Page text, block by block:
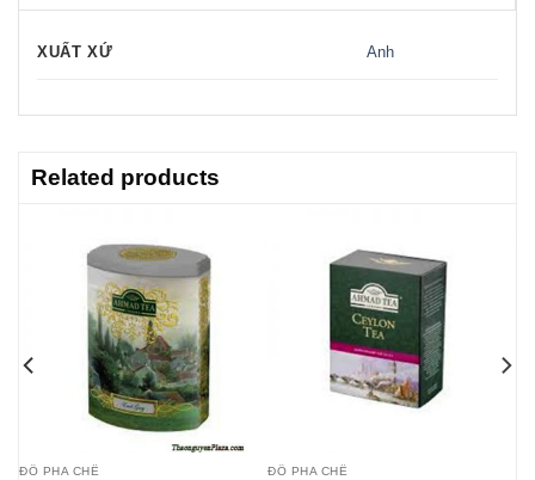
XUẤT XỨ Anh
Related products
ĐỒ PHA CHẾ ĐỒ PHA CHẾ